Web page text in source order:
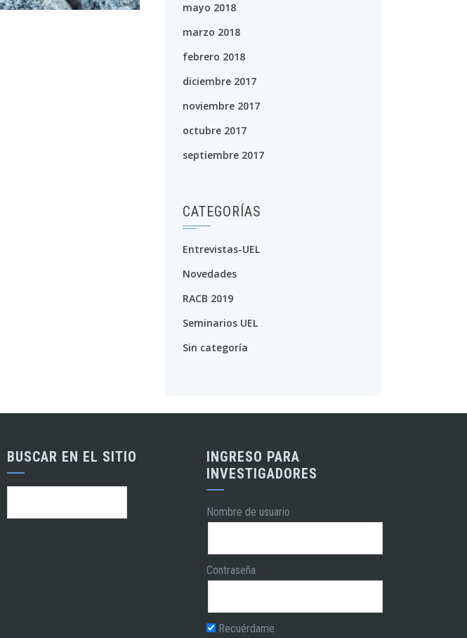
mayo 2018
marzo 2018
febrero 2018
diciembre 2017
noviembre 2017
octubre 2017
septiembre 2017
CATEGORÍAS
Entrevistas-UEL
Novedades
RACB 2019
Seminarios UEL
Sin categoría
BUSCAR EN EL SITIO
INGRESO PARA
INVESTIGADORES
Nombre de usuario
Contraseña
Recuérdame